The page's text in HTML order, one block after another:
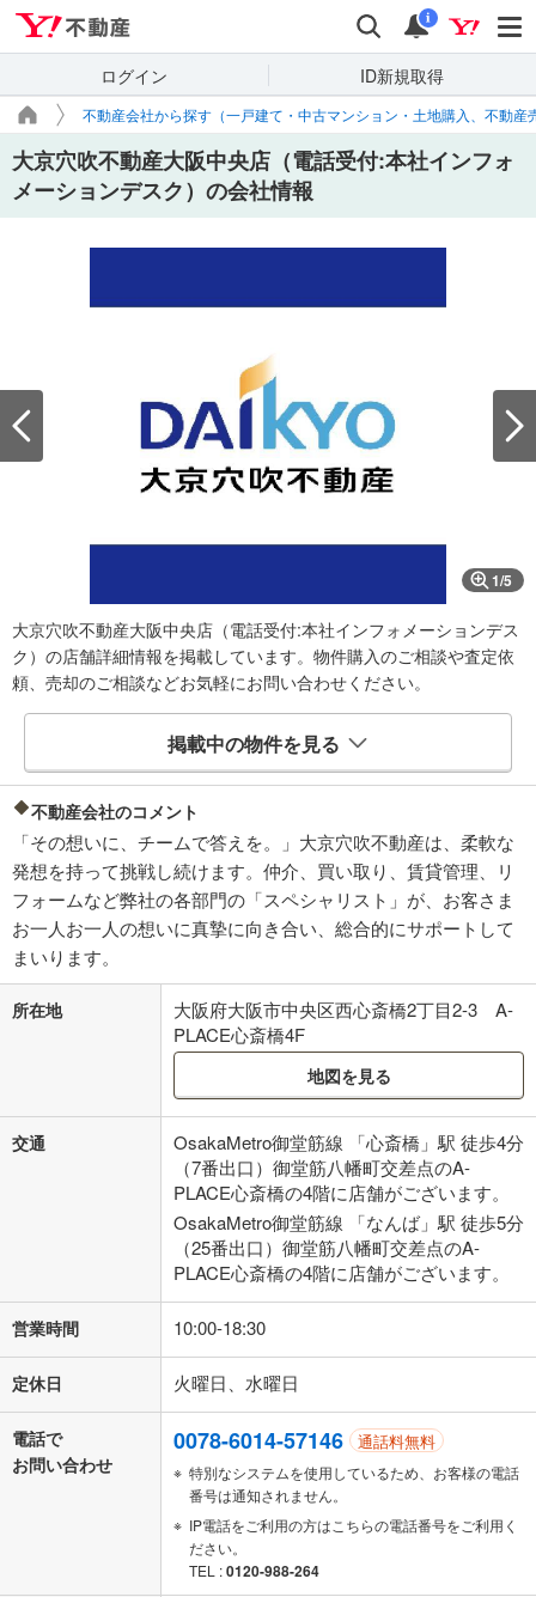
検索 通知
i
ログイン ID新規取得
不動産会社から探す（一戸建て・中古マンション・土地購入、不動産
大京穴吹不動産大阪中央店（電話受付:本社インフォ
メーションデスク）の会社情報
1/5
大京穴吹不動産大阪中央店（電話受付:本社インフォメーションデス
ク）の店舗詳細情報を掲載しています。物件購入のご相談や査定依
頼、売却のご相談などお気軽にお問い合わせください。
掲載中の物件を見る
不動産会社のコメント
「その想いに、チームで答えを。」大京穴吹不動産は、柔軟な
発想を持って挑戦し続けます。仲介、買い取り、賃貸管理、リ
フォームなど弊社の各部門の「スペシャリスト」が、お客さま
お一人お一人の想いに真摯に向き合い、総合的にサポートして
まいります。
所在地
大阪府大阪市中央区西心斎橋2丁目2-3 A-
PLACE心斎橋4F
地図を見る
交通
OsakaMetro御堂筋線 「心斎橋」駅 徒歩4分
（7番出口）御堂筋八幡町交差点のA-
PLACE心斎橋の4階に店舗がございます。
OsakaMetro御堂筋線 「なんば」駅 徒歩5分
（25番出口）御堂筋八幡町交差点のA-
PLACE心斎橋の4階に店舗がございます。
営業時間 10:00-18:30
定休日 火曜日、水曜日
電話で
お問い合わせ
0078-6014-57146 通話料無料
特別なシステムを使用しているため、お客様の電話
番号は通知されません。
IP電話をご利用の方はこちらの電話番号をご利用く
ださい。
TEL :0120-988-264